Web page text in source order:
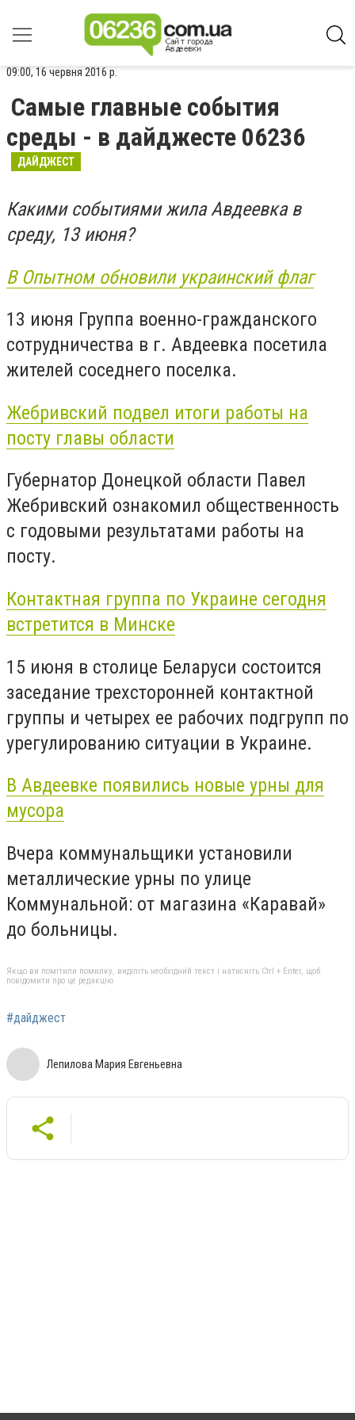
09:00, 16 червня 2016 р.
Самые главные события
среды - в дайджесте 06236
ДАЙДЖЕСТ
Какими событиями жила Авдеевка в
среду, 13 июня?
В Опытном обновили украинский флаг
13 июня Группа военно-гражданского
сотрудничества в г. Авдеевка посетила
жителей соседнего поселка.
Жебривский подвел итоги работы на
посту главы области
Губернатор Донецкой области Павел
Жебривский ознакомил общественность
с годовыми результатами работы на
посту.
Контактная группа по Украине сегодня
встретится в Минске
15 июня в столице Беларуси состоится
заседание трехсторонней контактной
группы и четырех ее рабочих подгрупп по
урегулированию ситуации в Украине.
В Авдеевке появились новые урны для
мусора
Вчера коммунальщики установили
металлические урны по улице
Коммунальной: от магазина «Каравай»
до больницы.
Якщо ви помітили помилку, виділіть необхідний текст і натисніть Ctrl + Enter, щоб
повідомити про це редакцію
#дайджест
Лепилова Мария Евгеньевна